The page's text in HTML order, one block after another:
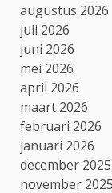
augustus 2026
juli 2026
juni 2026
mei 2026
april 2026
maart 2026
februari 2026
januari 2026
december 2025
november 2025